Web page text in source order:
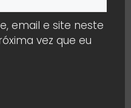
email e site neste
vez que eu